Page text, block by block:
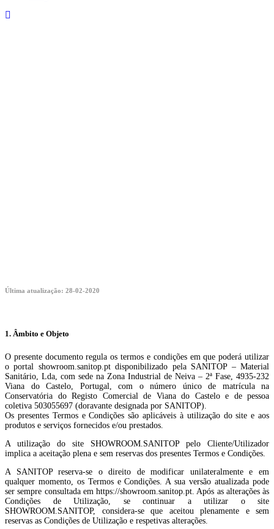
Última atualização: 28-02-2020
1. Âmbito e Objeto
O presente documento regula os termos e condições em que poderá utilizar
o portal showroom.sanitop.pt disponibilizado pela SANITOP – Material
Sanitário, Lda, com sede na Zona Industrial de Neiva – 2ª Fase, 4935-232
Viana do Castelo, Portugal, com o número único de matrícula na
Conservatória do Registo Comercial de Viana do Castelo e de pessoa
coletiva 503055697 (doravante designada por SANITOP).
Os presentes Termos e Condições são aplicáveis à utilização do site e aos
produtos e serviços fornecidos e/ou prestados.
A utilização do site SHOWROOM.SANITOP pelo Cliente/Utilizador
implica a aceitação plena e sem reservas dos presentes Termos e Condições.
A SANITOP reserva-se o direito de modificar unilateralmente e em
qualquer momento, os Termos e Condições. A sua versão atualizada pode
ser sempre consultada em https://showroom.sanitop.pt. Após as alterações às
Condições de Utilização, se continuar a utilizar o site
SHOWROOM.SANITOP, considera-se que aceitou plenamente e sem
reservas as Condições de Utilização e respetivas alterações.